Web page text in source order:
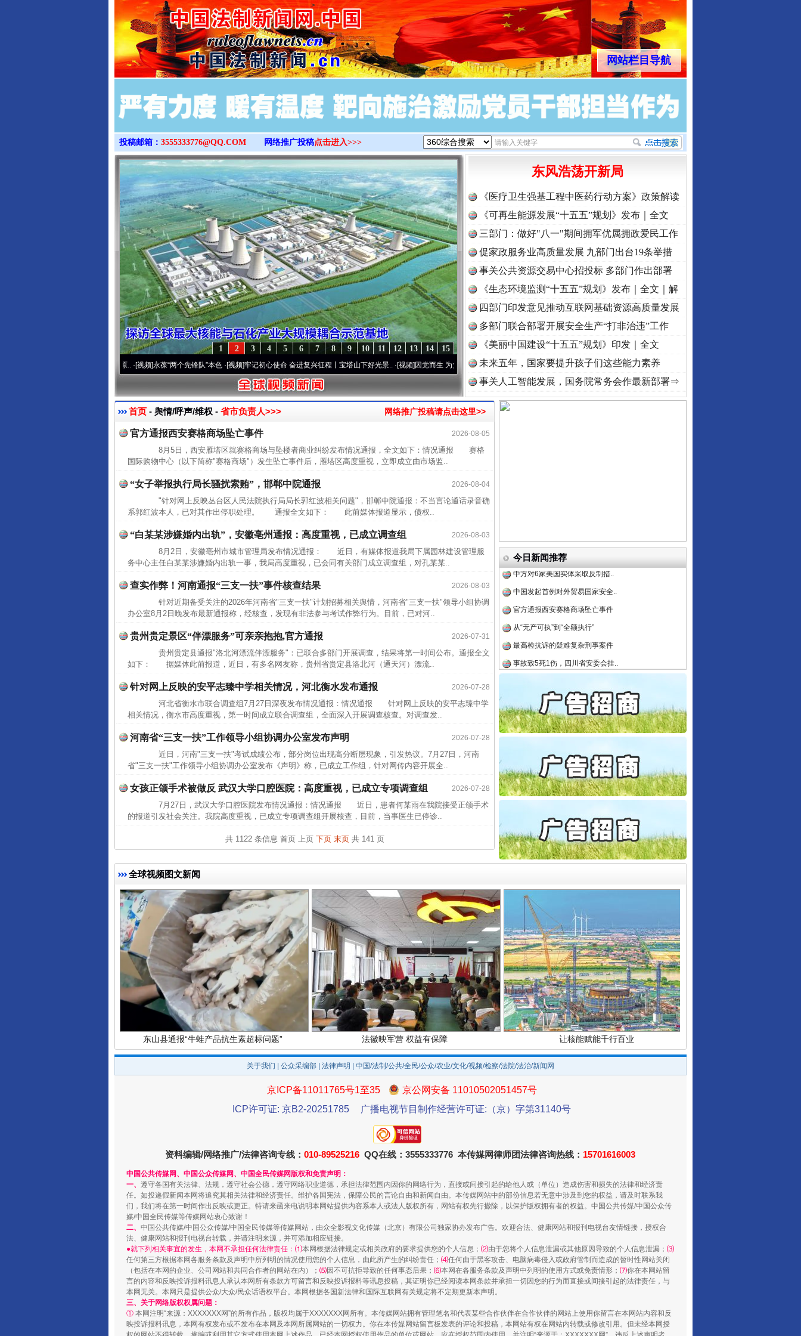
>
网站栏目导航
投稿邮箱： 3555333776@QQ.COM 网络推广投稿点击进入>>>
15
14
13
12
11
10
9
8
7
6
5
4
3
2
1
·[视频]永葆“两个先锋队”本色·[视频]牢记初心使命 奋进复兴征程丨宝塔山下好光景..·[视频]因党而生 为党而战——百年“纪”事⑧加强纪律..·[视频]牢记初心使命 奋进复兴征程丨“转折之城”激荡..
东风浩荡开新局
《医疗卫生强基工程中医药行动方案》政策解读
《可再生能源发展“十五五”规划》发布｜全文
三部门：做好"八一"期间拥军优属拥政爱民工作
促家政服务业高质量发展 九部门出台19条举措
事关公共资源交易中心招投标 多部门作出部署
《生态环境监测“十五五”规划》发布｜全文｜解
读
四部门印发意见推动互联网基础资源高质量发展
多部门联合部署开展安全生产“打非治违”工作
《美丽中国建设“十五五”规划》印发｜全文
未来五年，国家要提升孩子们这些能力素养
事关人工智能发展，国务院常务会作最新部署⇒
首页 - 舆情/呼声/维权 - 省市负责人>>> 网络推广投稿请点击这里>>
2026-08-05
官方通报西安赛格商场坠亡事件
8月5日，西安雁塔区就赛格商场与坠楼者商业纠纷发布情况通报，全文如下：情况通报 赛格
国际购物中心（以下简称"赛格商场"）发生坠亡事件后，雁塔区高度重视，立即成立由市场监..
2026-08-04
“女子举报执行局长骚扰索贿”，邯郸中院通报
"针对网上反映丛台区人民法院执行局局长郭红波相关问题"，邯郸中院通报：不当言论通话录音确
系郭红波本人，已对其作出停职处理。 通报全文如下： 此前媒体报道显示，债权..
2026-08-03
“白某某涉嫌婚内出轨”，安徽亳州通报：高度重视，已成立调查组
8月2日，安徽亳州市城市管理局发布情况通报： 近日，有媒体报道我局下属园林建设管理服
务中心主任白某某涉嫌婚内出轨一事，我局高度重视，已会同有关部门成立调查组，对孔某某..
2026-08-03
查实作弊！河南通报“三支一扶”事件核查结果
针对近期备受关注的2026年河南省"三支一扶"计划招募相关舆情，河南省"三支一扶"领导小组协调
办公室8月2日晚发布最新通报称，经核查，发现有非法参与考试作弊行为。目前，已对河..
2026-07-31
贵州贵定景区“伴漂服务”可亲亲抱抱,官方通报
贵州贵定县通报"洛北河漂流伴漂服务"：已联合多部门开展调查，结果将第一时间公布。通报全文
如下： 据媒体此前报道，近日，有多名网友称，贵州省贵定县洛北河（通天河）漂流..
2026-07-28
针对网上反映的安平志臻中学相关情况，河北衡水发布通报
河北省衡水市联合调查组7月27日深夜发布情况通报：情况通报 针对网上反映的安平志臻中学
相关情况，衡水市高度重视，第一时间成立联合调查组，全面深入开展调查核查。对调查发..
2026-07-28
河南省“三支一扶”工作领导小组协调办公室发布声明
近日，河南"三支一扶"考试成绩公布，部分岗位出现高分断层现象，引发热议。7月27日，河南
省"三支一扶"工作领导小组协调办公室发布《声明》称，已成立工作组，针对网传内容开展全..
2026-07-28
女孩正颌手术被做反 武汉大学口腔医院：高度重视，已成立专项调查组
7月27日，武汉大学口腔医院发布情况通报：情况通报 近日，患者何某雨在我院接受正颌手术
的报道引发社会关注。我院高度重视，已成立专项调查组开展核查，目前，当事医生已停诊..
共 1122 条信息 首页 上页 下页 末页共 141 页
今日新闻推荐
中方对6家美国实体采取反制措..
中国发起首例对外贸易国家安全..
官方通报西安赛格商场坠亡事件
从“无产可执”到“全额执行”
最高检抗诉的疑难复杂刑事案件
事故致5死1伤，四川省安委会挂..
四川10家县级农商行获批解散
一纸欠条伤亲情 巡回调解促和..
26万保费，离婚时为何要分走一..
杨天誉，不得录用为公务员
传销头目出狱后办书院暴力管教..
四川省公安厅征集新型黑恶违法..
中方对6家美国实体采取反制措..
官方通报西安赛格商场坠亡事件
从“无产可执”到“全额执行”
最高检抗诉的疑难复杂刑事案件
四川10家县级农商行获批解散
全球视频图文新闻
完善运行机制助力责任有效落实
东山县通报“牛蛙产品抗生素超标问题” 法徽映军营 权益有保障 让核能赋能千行百业
千年窑火 生生不息 一批国家标准开始实施 从数据变化看反腐深化
关于我们 公众采编部 法律声明 | 中国/法制/公共/全民/公众/农业/文化/视频/检察/法院/法治/新闻网
京ICP备11011765号1至35
京公网安备 11010502051457号
ICP许可证: 京B2-20251785
广播电视节目制作经营许可证:（京）字第31140号
资料编辑/网络推广/法律咨询专线： 010-89525216 QQ在线：3555333776 本传媒网律师团法律咨询热线： 15701616003
中国公共传媒网、中国公众传媒网、中国全民传媒网版权和免责声明：
一、 遵守各国有关法律、法规，遵守社会公德，遵守网络职业道德，承担法律范围内因你的网络行为，直接或间接引起的给他人或（单位）造成伤害和损失的法律和经济责
任。如投递假新闻本网将追究其相关法律和经济责任。维护各国宪法，保障公民的言论自由和新闻自由。本传媒网站中的部份信息若无意中涉及到您的权益，请及时联系我
们，我们将在第一时间作出反映或更正。特请来函来电说明本网站提供内容系本人或法人版权所有，网站有权先行撤除，以保护版权拥有者的权益。中国公共传媒/中国公众传
媒/中国全民传媒等传媒网站衷心致谢！
二、 中国公共传媒/中国公众传媒/中国全民传媒等传媒网站，由众全影视文化传媒（北京）有限公司独家协办发布广告。欢迎合法、健康网站和报刊电视台友情链接，授权合
法、健康网站和报刊电视台转载，并请注明来源，并可添加相应链接。
●就下列相关事宜的发生，本网不承担任何法律责任：⑴本网根据法律规定或相关政府的要求提供您的个人信息； ⑵由于您将个人信息泄漏或其他原因导致的个人信息泄漏； ⑶
任何第三方根据本网各服务条款及声明中所列明的情况使用您的个人信息，由此所产生的纠纷责任； ⑷任何由于黑客攻击、电脑病毒侵入或政府管制而造成的暂时性网站关闭
（包括在本网的企业、公司网站和共同合作者的网站在内）； ⑸因不可抗拒导致的任何事态后果； ⑹本网在各服务条款及声明中列明的使用方式或免责情形； ⑺你在本网站留
言的内容和反映投诉报料讯息人承认本网所有条款方可留言和反映投诉报料等讯息投稿，其证明你已经阅读本网条款并承担一切因您的行为而直接或间接引起的法律责任，与
本网无关。本网只是提供公众/大众/民众话语权平台。本网根据各国新法律和国际互联网有关规定将不定期更新本声明。
三、关于网络版权权属问题：
① 本网注明“来源：XXXXXXX网”的所有作品，版权均属于XXXXXXX网所有。本传媒网站拥有管理笔名和代表某些合作伙伴在合作伙伴的网站上使用你留言在本网站内容和反
映投诉报料讯息，本网有权发布或不发布在本网及本网所属网站的一切权力。你在本传媒网站留言板发表的评论和投稿，本网站有权在网站内转载或修改引用。但未经本网授